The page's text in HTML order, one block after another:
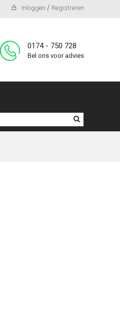
Inloggen / Registreren
0174 - 750 728
Bel ons voor advies